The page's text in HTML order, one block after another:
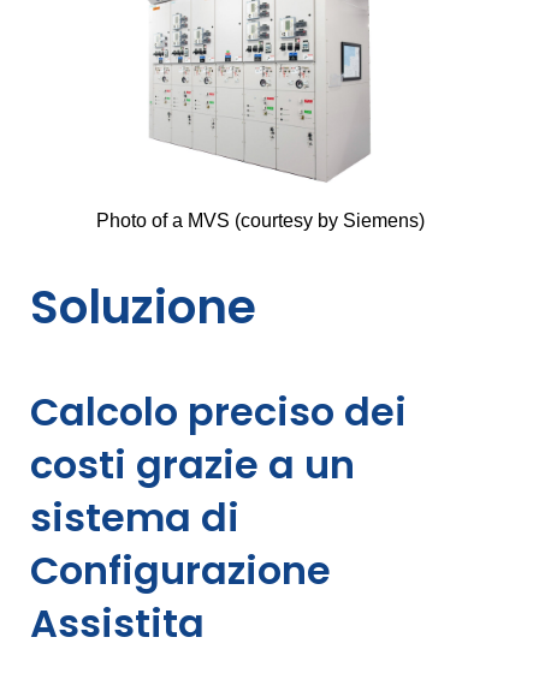
Photo of a MVS (courtesy by Siemens)
Soluzione
Calcolo preciso dei
costi grazie a un
sistema di
Configurazione
Assistita